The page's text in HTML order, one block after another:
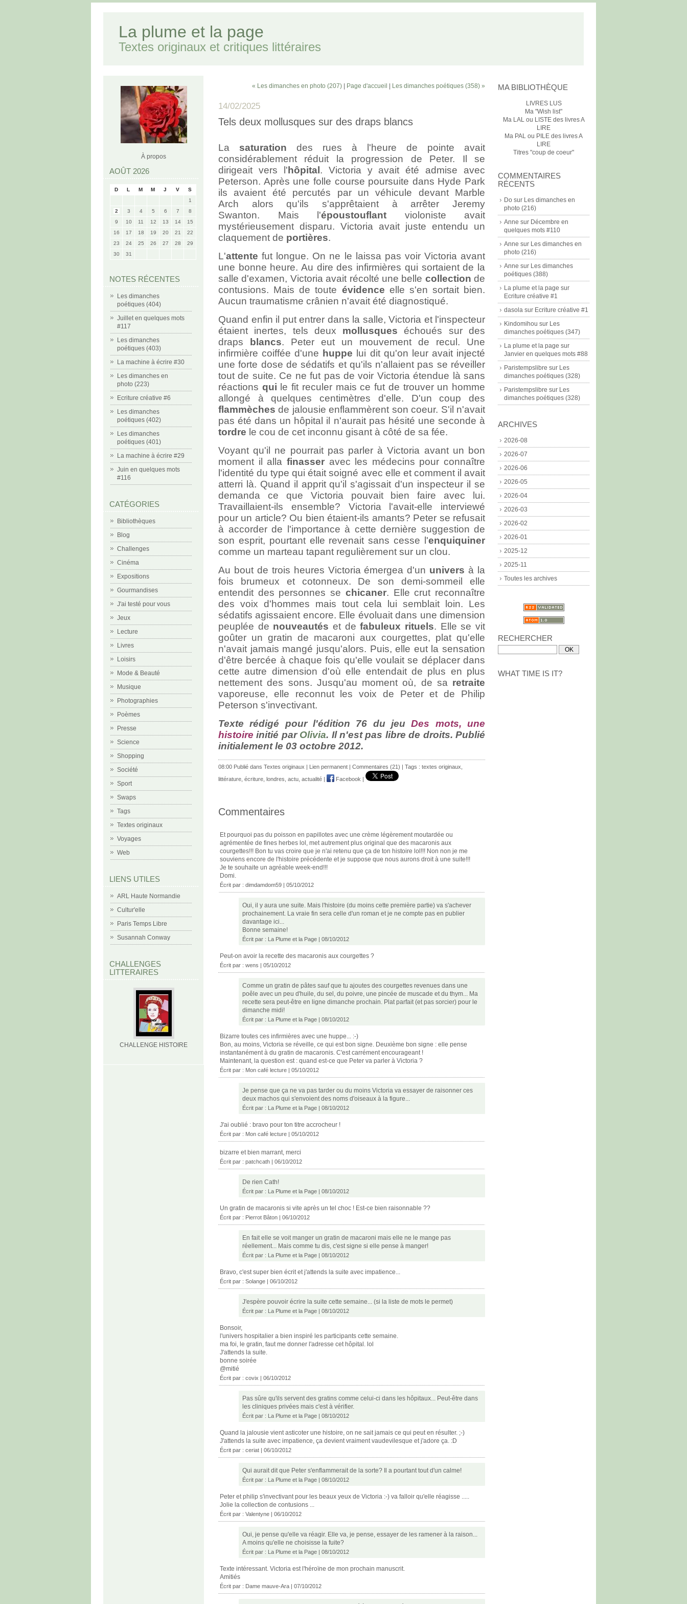
La plume et la page
Textes originaux et critiques littéraires
À propos
AOÛT 2026
D L M M J V
S
1
2
3 4 5 6 7
8
9
10 11 12 13 14
15
16
17 18 19 20 21
22
23
24 25 26 27 28
29
30
31
NOTES RÉCENTES
Les dimanches
poétiques (404)
Juillet en quelques mots
#117
Les dimanches
poétiques (403)
La machine à écrire #30
Les dimanches en
photo (223)
Ecriture créative #6
Les dimanches
poétiques (402)
Les dimanches
poétiques (401)
La machine à écrire #29
Juin en quelques mots
#116
CATÉGORIES
Bibliothèques
Blog
Challenges
Cinéma
Expositions
Gourmandises
J'ai testé pour vous
Jeux
Lecture
Livres
Loisirs
Mode & Beauté
Musique
Photographies
Poèmes
Presse
Science
Shopping
Société
Sport
Swaps
Tags
Textes originaux
Voyages
Web
LIENS UTILES
ARL Haute Normandie
Cultur'elle
Paris Temps Libre
Susannah Conway
CHALLENGES
LITTERAIRES
CHALLENGE HISTOIRE
MA BIBLIOTHÈQUE
LIVRES LUS
Ma "Wish list"
Ma LAL ou LISTE des livres A
LIRE
Ma PAL ou PILE des livres A
LIRE
Titres "coup de coeur"
COMMENTAIRES
RÉCENTS
Do sur Les dimanches en
photo (216)
Anne sur Décembre en
quelques mots #110
Anne sur Les dimanches en
photo (216)
Anne sur Les dimanches
poétiques (388)
La plume et la page sur
Ecriture créative #1
dasola sur Ecriture créative #1
Kindomihou sur Les
dimanches poétiques (347)
La plume et la page sur
Janvier en quelques mots #88
Paristempslibre sur Les
dimanches poétiques (328)
Paristempslibre sur Les
dimanches poétiques (328)
ARCHIVES
2026-08
2026-07
2026-06
2026-05
2026-04
2026-03
2026-02
2026-01
2025-12
2025-11
Toutes les archives
RECHERCHER
WHAT TIME IS IT?
« Les dimanches en photo (207) Page d'accueil Les dimanches poétiques (358) »
14/02/2025
Tels deux mollusques sur des draps blancs
La saturation des rues à l'heure de pointe avait
considérablement réduit la progression de Peter. Il se
dirigeait vers l' hôpital . Victoria y avait été admise avec
Peterson. Après une folle course poursuite dans Hyde Park
ils avaient été percutés par un véhicule devant Marble
Arch alors qu'ils s'apprêtaient à arrêter Jeremy
Swanton. Mais l'époustouflant violoniste avait
mystérieusement disparu. Victoria avait juste entendu un
claquement de portières.
L'attente fut longue. On ne le laissa pas voir Victoria avant
une bonne heure. Au dire des infirmières qui sortaient de la
salle d'examen, Victoria avait récolté une belle collection de
contusions. Mais de toute évidence elle s'en sortait bien.
Aucun traumatisme crânien n'avait été diagnostiqué.
Quand enfin il put entrer dans la salle, Victoria et l'inspecteur
étaient inertes, tels deux mollusques échoués sur des
draps
blancs. Peter eut un mouvement de recul. Une
infirmière coiffée d'une huppe lui dit qu'on leur avait injecté
une forte dose de sédatifs et qu'ils n'allaient pas se réveiller
tout de suite. Ce ne fut pas de voir Victoria étendue là sans
réactions qui le fit reculer mais ce fut de trouver un homme
allongé à quelques centimètres d'elle. D'un coup des
flammèches de jalousie enflammèrent son coeur. S'il n'avait
pas été dans un hôpital il n'aurait pas hésité une seconde à
tordre le cou de cet inconnu gisant à côté de sa fée.
Voyant qu'il ne pourrait pas parler à Victoria avant un bon
moment il alla finasseravec les médecins pour connaître
l'identité du type qui était soigné avec elle et comment il avait
atterri là. Quand il apprit qu'il s'agissait d'un inspecteur il se
demanda ce que Victoria pouvait bien faire avec lui.
Travaillaient-ils ensemble? Victoria l'avait-elle interviewé
pour un article? Ou bien étaient-ils amants? Peter se refusait
à accorder de l'importance à cette dernière suggestion de
son esprit, pourtant elle revenait sans cesse l'enquiquiner
comme un marteau tapant regulièrement sur un clou.
Au bout de trois heures Victoria émergea d'un univers à la
fois brumeux et cotonneux. De son demi-sommeil elle
entendit des personnes se chicaner. Elle crut reconnaître
des voix d'hommes mais tout cela lui semblait loin. Les
sédatifs agissaient encore. Elle évoluait dans une dimension
peuplée de nouveautés et defabuleux rituels. Elle se vit
goûter un gratin de macaroni aux courgettes, plat qu'elle
n'avait jamais mangé jusqu'alors. Puis, elle eut la sensation
d'être bercée à chaque fois qu'elle voulait se déplacer dans
cette autre dimension d'où elle entendait de plus en plus
nettement des sons. Jusqu'au moment où, de sa retraite
vaporeuse, elle reconnut les voix de Peter et de Philip
Peterson s'invectivant.
Texte rédigé pour l'édition 76 du jeuDes mots, une
histoire initié parOlivia. Il n'est pas libre de droits. Publié
initialement le 03 octobre 2012.
08:00 Publié dans Textes originaux | Lien permanent | Commentaires (21) | Tags : textes originaux
littérature écriture londres actu actualité | Facebook |
Commentaires
Et pourquoi pas du poisson en papillotes avec une crème légèrement moutardée ou
agrémentée de fines herbes lol, met autrement plus original que des macaronis aux
courgettes!!! Bon tu vas croire que je n'ai retenu que ça de ton histoire lol!!! Non non je me
souviens encore de l'histoire précédente et je suppose que nous aurons droit à une suite!!!
Je te souhaite un agréable week-end!!!
Domi.
Écrit par : dimdamdom59 | 05/10/2012
Oui, il y aura une suite. Mais l'histoire (du moins cette première partie) va s'achever
prochainement. La vraie fin sera celle d'un roman et je ne compte pas en publier
davantage ici...
Bonne semaine!
Écrit par : La Plume et la Page | 08/10/2012
Peut-on avoir la recette des macaronis aux courgettes ?
Écrit par : wens | 05/10/2012
Comme un gratin de pâtes sauf que tu ajoutes des courgettes revenues dans une
poêle avec un peu d'huile, du sel, du poivre, une pincée de muscade et du thym... Ma
recette sera peut-être en ligne dimanche prochain. Plat parfait (et pas sorcier) pour le
dimanche midi!
Écrit par : La Plume et la Page | 08/10/2012
Bizarre toutes ces infirmières avec une huppe... :-)
Bon, au moins, Victoria se réveille, ce qui est bon signe. Deuxième bon signe : elle pense
instantanément à du gratin de macaronis. C'est carrément encourageant !
Maintenant, la question est : quand est-ce que Peter va parler à Victoria ?
Écrit par : Mon café lecture | 05/10/2012
Je pense que ça ne va pas tarder ou du moins Victoria va essayer de raisonner ces
deux machos qui s'envoient des noms d'oiseaux à la figure...
Écrit par : La Plume et la Page | 08/10/2012
J'ai oublié : bravo pour ton titre accrocheur !
Écrit par : Mon café lecture | 05/10/2012
bizarre et bien marrant, merci
Écrit par : patchcath | 06/10/2012
De rien Cath!
Écrit par : La Plume et la Page | 08/10/2012
Un gratin de macaronis si vite après un tel choc ! Est-ce bien raisonnable ??
Écrit par : Pierrot Bâton | 06/10/2012
En fait elle se voit manger un gratin de macaroni mais elle ne le mange pas
réellement... Mais comme tu dis, c'est signe si elle pense à manger!
Écrit par : La Plume et la Page | 08/10/2012
Bravo, c'est super bien écrit et j'attends la suite avec impatience...
Écrit par : Solange | 06/10/2012
J'espère pouvoir écrire la suite cette semaine... (si la liste de mots le permet)
Écrit par : La Plume et la Page | 08/10/2012
Bonsoir,
l'univers hospitalier a bien inspiré les participants cette semaine.
ma foi, le gratin, faut me donner l'adresse cet hôpital. lol
J'attends la suite.
bonne soirée
@mitié
Écrit par : covix | 06/10/2012
Pas sûre qu'ils servent des gratins comme celui-ci dans les hôpitaux... Peut-être dans
les cliniques privées mais c'est à vérifier.
Écrit par : La Plume et la Page | 08/10/2012
Quand la jalousie vient asticoter une histoire, on ne sait jamais ce qui peut en résulter. ;-)
J'attends la suite avec impatience, ça devient vraiment vaudevilesque et j'adore ça. :D
Écrit par : ceriat | 06/10/2012
Qui aurait dit que Peter s'enflammerait de la sorte? Il a pourtant tout d'un calme!
Écrit par : La Plume et la Page | 08/10/2012
Peter et philip s'invectivant pour les beaux yeux de Victoria :-) va falloir qu'elle réagisse .....
Jolie la collection de contusions ...
Écrit par : Valentyne | 06/10/2012
Oui, je pense qu'elle va réagir. Elle va, je pense, essayer de les ramener à la raison...
A moins qu'elle ne choisisse la fuite?
Écrit par : La Plume et la Page | 08/10/2012
Texte intéressant. Victoria est l'héroïne de mon prochain manuscrit.
Amitiés
Écrit par : Dame mauve-Ara | 07/10/2012